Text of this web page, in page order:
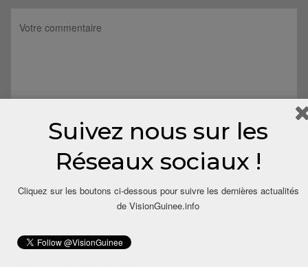
time I comment.
Suivez nous sur les
Réseaux sociaux !
Cliquez sur les boutons ci-dessous pour suivre les dernières actualités
de VisionGuinee.info